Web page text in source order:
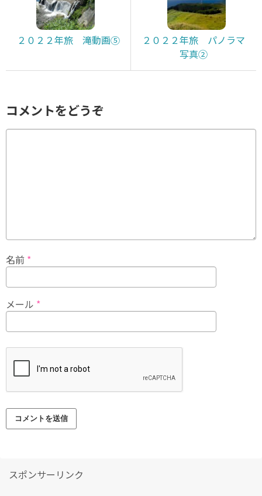
２０２２年旅 滝動画⑤
２０２２年旅 パノラマ
写真②
コメントをどうぞ
名前 *
メール *
スポンサーリンク